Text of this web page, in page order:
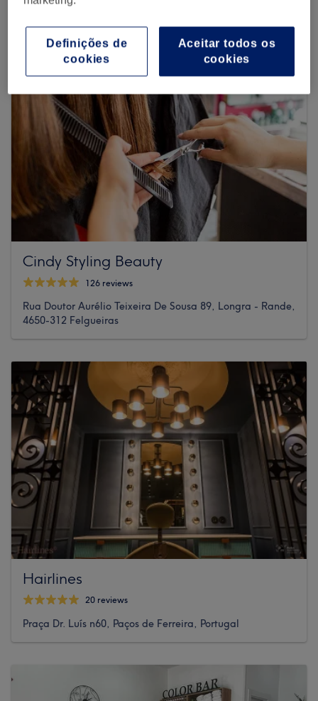
Cindy Styling Beauty
126 reviews
Rua Doutor Aurélio Teixeira De Sousa 89, Longra - Rande,
4650-312 Felgueiras
Hairlines
20 reviews
Praça Dr. Luís n60, Paços de Ferreira, Portugal
Aceitar todos os
cookies
Definições de
cookies